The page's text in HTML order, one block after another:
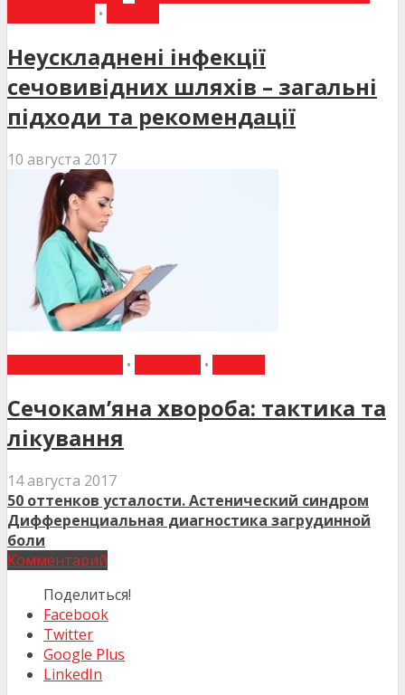
•
Неускладнені інфекції
сечовивідних шляхів – загальні
підходи та рекомендації
10 августа 2017
• •
Сечокам’яна хвороба: тактика та
лікування
14 августа 2017
50 оттенков усталости. Астенический синдром
Дифференциальная диагностика загрудинной
боли
Комментарий
Поделиться!
Facebook
Twitter
Google Plus
LinkedIn